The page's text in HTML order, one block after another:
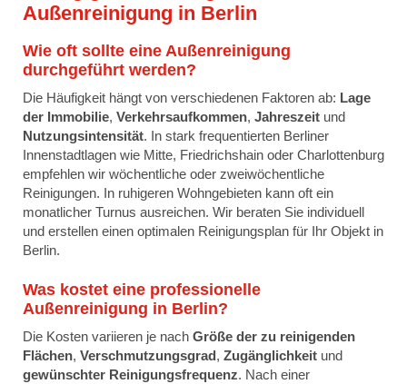
Außenreinigung in Berlin
Wie oft sollte eine Außenreinigung
durchgeführt werden?
Die Häufigkeit hängt von verschiedenen Faktoren ab: Lage
der Immobilie, Verkehrsaufkommen, Jahreszeit und
Nutzungsintensität. In stark frequentierten Berliner
Innenstadtlagen wie Mitte, Friedrichshain oder Charlottenburg
empfehlen wir wöchentliche oder zweiwöchentliche
Reinigungen. In ruhigeren Wohngebieten kann oft ein
monatlicher Turnus ausreichen. Wir beraten Sie individuell
und erstellen einen optimalen Reinigungsplan für Ihr Objekt in
Berlin.
Was kostet eine professionelle
Außenreinigung in Berlin?
Die Kosten variieren je nach Größe der zu reinigenden
Flächen, Verschmutzungsgrad, Zugänglichkeit und
gewünschter Reinigungsfrequenz. Nach einer